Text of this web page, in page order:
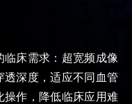
床需求：超宽频成像
深度，适应不同血管
作，降低临床应用难